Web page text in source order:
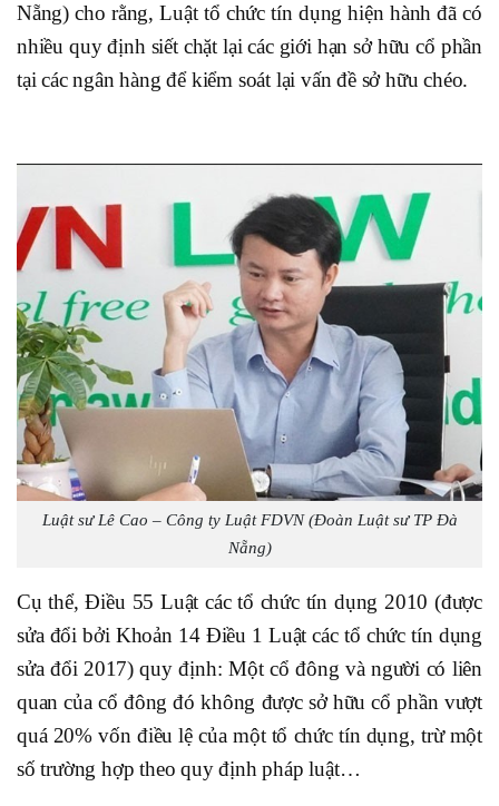
Nẵng) cho rằng, Luật tổ chức tín dụng hiện hành đã có
nhiều quy định siết chặt lại các giới hạn sở hữu cổ phần
tại các ngân hàng để kiểm soát lại vấn đề sở hữu chéo.
Luật sư Lê Cao – Công ty Luật FDVN (Đoàn Luật sư TP Đà
Nẵng)
Cụ thể, Điều 55 Luật các tổ chức tín dụng 2010 (được
sửa đổi bởi Khoản 14 Điều 1 Luật các tổ chức tín dụng
sửa đổi 2017) quy định: Một cổ đông và người có liên
quan của cổ đông đó không được sở hữu cổ phần vượt
quá 20% vốn điều lệ của một tổ chức tín dụng, trừ một
số trường hợp theo quy định pháp luật…